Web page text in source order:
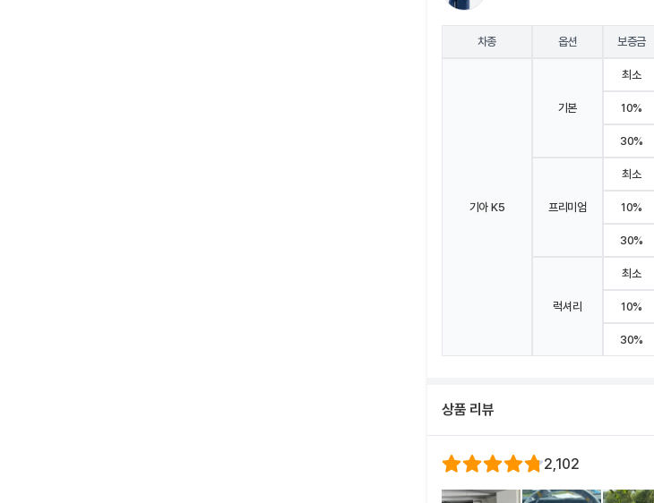
차종 옵션 보증금
기아 K5
기본
최소
10%
30%
프리미엄
최소
10%
30%
럭셔리
최소
10%
30%
상품 리뷰
2,102